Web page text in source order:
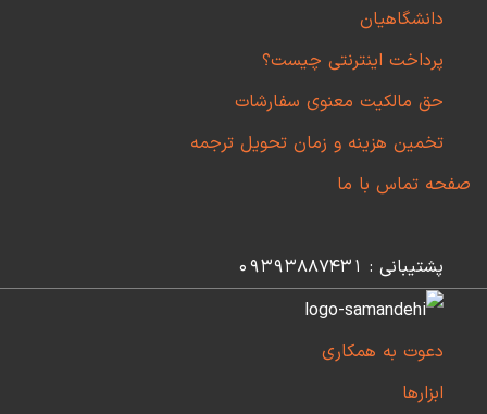
دانشگاهیان
پرداخت اینترنتی چیست؟
حق مالکیت معنوی سفارشات
تخمین هزینه و زمان تحویل ترجمه
صفحه تماس با ما
پشتیبانی : 09393887431
دعوت به همکاری
ابزارها